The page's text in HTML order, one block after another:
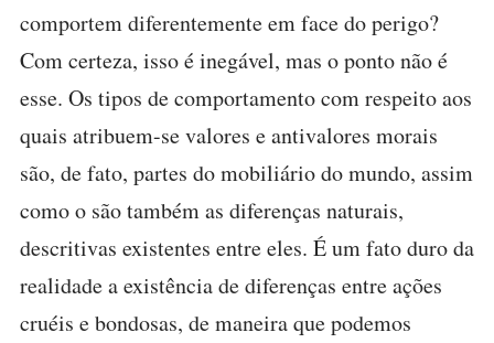
comportem diferentemente em face do perigo?
Com certeza, isso é inegável, mas o ponto não é
esse. Os tipos de comportamento com respeito aos
quais atribuem-se valores e antivalores morais
são, de fato, partes do mobiliário do mundo, assim
como o são também as diferenças naturais,
descritivas existentes entre eles. É um fato duro da
realidade a existência de diferenças entre ações
cruéis e bondosas, de maneira que podemos